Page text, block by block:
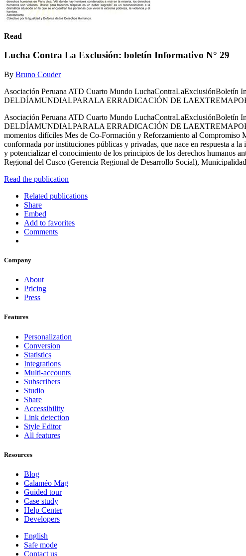
Read
Lucha Contra La Exclusión: boletín Informativo N° 29
By Bruno Couder
Asociación Peruana ATD Cuarto Mundo
DELDÍAMUNDIALPARALA ERRADICACIÓN DE
Asociación Peruana ATD Cuarto Mundo
DELDÍAMUNDIALPARALA ERRADICACIÓN DE
momentos difíciles Mes de Co-Formación y Reforzamiento al
conformada por instituciones públicas y privadas, que nace en respuesta a
y potencializar el conocimiento de los principios de los derechos humanos
Regional del Cusco (Gerencia Regional de Desarrollo Social),
Read the publication
Related publications
Share
Embed
Add to favorites
Comments
Company
About
Pricing
Press
Features
Personalization
Conversion
Statistics
Integrations
Multi-accounts
Subscribers
Studio
Share
Accessibility
Link detection
Style Editor
All features
Resources
Blog
Calaméo Mag
Guided tour
Case study
Help Center
Developers
English
Safe mode
Contact us